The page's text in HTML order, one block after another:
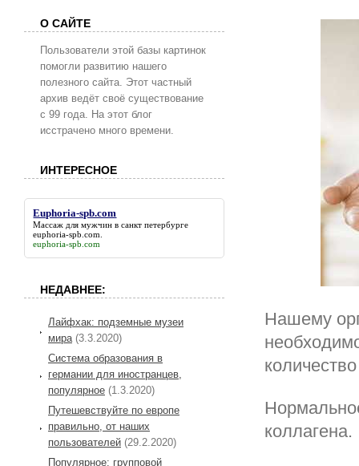
Нашему
коллагена.
О САЙТЕ
Пользователи этой базы картинок
помогли развитию нашего
полезного сайта. Этот частный
архив ведёт своё существование
с 99 года. На этот блог
исстрачено много времени.
ИНТЕРЕСНОЕ
Euphoria-spb.com
Массаж для мужчин в санкт петербурге
euphoria-spb.com
euphoria-spb.com
НЕДАВНЕЕ:
Лайфхак: подземные музеи
мира(3.3.2020)
Система образования в
германии для иностранцев,
популярное (1.3.2020)
Путешевствуйте по европе
правильно, от наших
пользователей (29.2.2020)
Популярное: групповой